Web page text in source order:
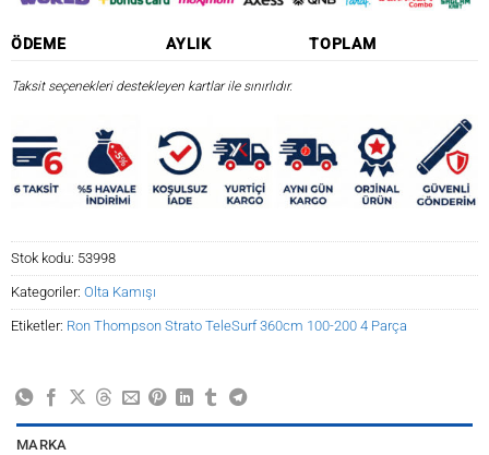
ÖDEME AYLIK TOPLAM
Taksit seçenekleri destekleyen kartlar ile sınırlıdır.
Stok kodu: 53998
Kategoriler: Olta Kamışı
Etiketler: Ron Thompson Strato TeleSurf 360cm 100-200 4 Parça
MARKA